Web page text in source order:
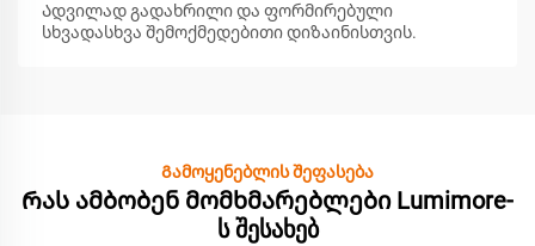
Ადვილად გადახრილი და ფორმირებული
სხვადასხვა შემოქმედებითი დიზაინისთვის.
Გამოყენებლის შეფასება
Რას ამბობენ მომხმარებლები Lumimore-
ს შესახებ